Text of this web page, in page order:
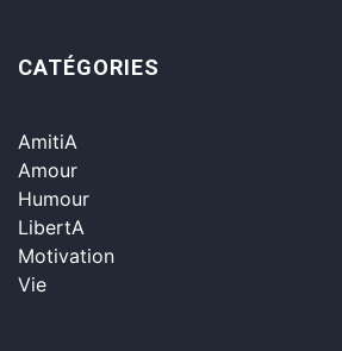
CATÉGORIES
AmitiA
Amour
Humour
LibertA
Motivation
Vie